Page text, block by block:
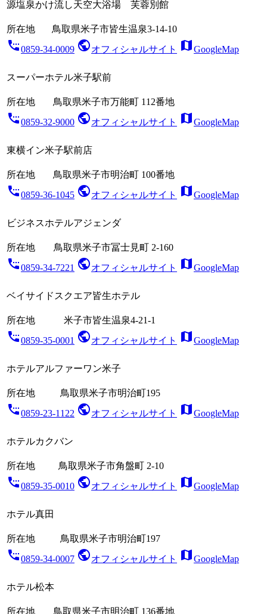
源塩泉かけ流し天空大浴場 芙蓉別館
所在地 鳥取県米子市皆生温泉3-14-10
settings_phone0859-34-0009 publicオフィシャルサイト mapGoogleMap
スーパーホテル米子駅前
所在地 鳥取県米子市万能町 112番地
settings_phone0859-32-9000 publicオフィシャルサイト mapGoogleMap
東横イン米子駅前店
所在地 鳥取県米子市明治町 100番地
settings_phone0859-36-1045 publicオフィシャルサイト mapGoogleMap
ビジネスホテルアジェンダ
所在地 鳥取県米子市冨士見町 2-160
settings_phone0859-34-7221 publicオフィシャルサイト mapGoogleMap
ベイサイドスクエア皆生ホテル
所在地 米子市皆生温泉4-21-1
settings_phone0859-35-0001 publicオフィシャルサイト mapGoogleMap
ホテルアルファーワン米子
所在地 鳥取県米子市明治町195
settings_phone0859-23-1122 publicオフィシャルサイト mapGoogleMap
ホテルカクバン
所在地 鳥取県米子市角盤町 2-10
settings_phone0859-35-0010 publicオフィシャルサイト mapGoogleMap
ホテル真田
所在地 鳥取県米子市明治町197
settings_phone0859-34-0007 publicオフィシャルサイト mapGoogleMap
ホテル松本
所在地 鳥取県米子市明治町 136番地